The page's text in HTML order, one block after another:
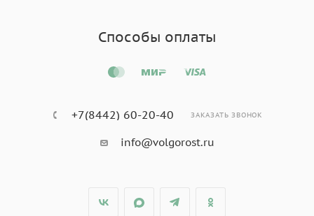
Способы оплаты
+7(8442) 60-20-40 ЗАКАЗАТЬ ЗВОНОК
info@volgorost.ru